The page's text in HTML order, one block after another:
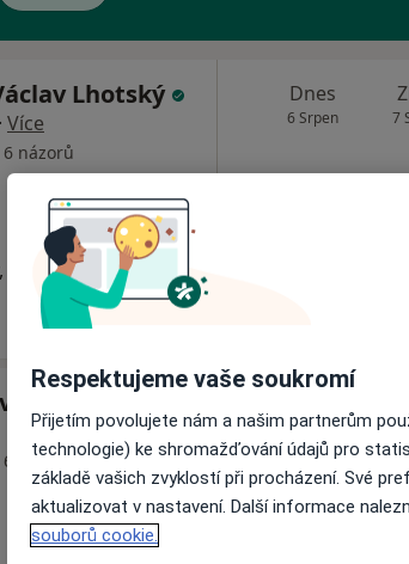
Lhotský
· Více
6 názorů
Třebíč•Mapa
Dnes
6 Srpen 7
Málková
6 názorů
6 Srpen 7
Online
Respektujeme vaše soukromí
Přijetím povolujete nám a našim partnerům
technologie) ke shromažďování údajů pro
základě vašich zvyklostí při procházení. Své
aktualizovat v nastavení. Další informace
souborů cookie.